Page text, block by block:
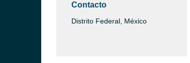
Contacto
Distrito Federal, México